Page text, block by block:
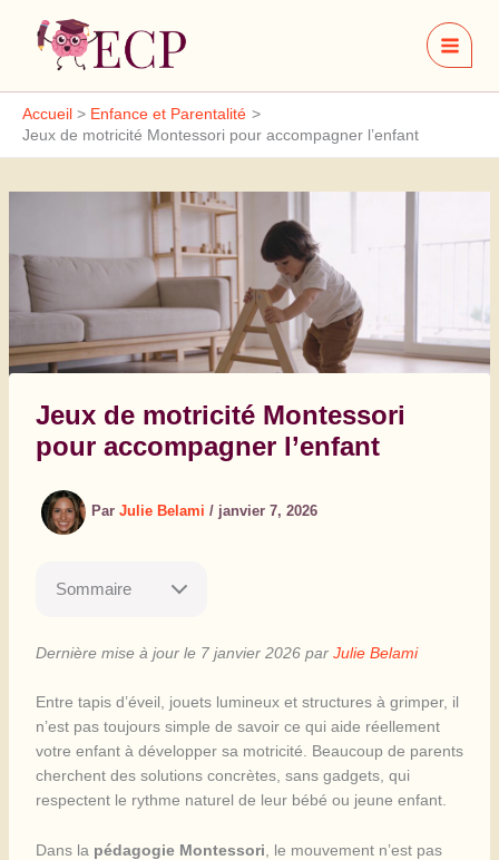
Accueil
Enfance et Parentalité
Jeux de motricité Montessori pour accompagner l’enfant
Jeux de motricité Montessori
pour accompagner l’enfant
Par Julie Belami / janvier 7, 2026
Sommaire
Dernière mise à jour le 7 janvier 2026 par Julie Belami
Entre tapis d’éveil, jouets lumineux et structures à grimper, il
n’est pas toujours simple de savoir ce qui aide réellement
votre enfant à développer sa motricité. Beaucoup de parents
cherchent des solutions concrètes, sans gadgets, qui
respectent le rythme naturel de leur bébé ou jeune enfant.
Dans la pédagogie Montessori , le mouvement n’est pas